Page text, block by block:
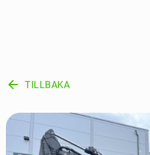
arrow_back TILLBAKA